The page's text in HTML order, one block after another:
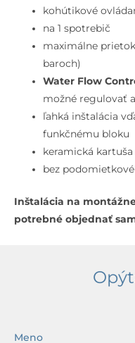
matná
biela
kohútikové
na 1 spotrebič
maximálne
baroch)
Water Flow
možné regulovať
ľahká inštalácia
funkčnému bloku
keramická
bez
Inštalácia na
potrebné objednať
Meno